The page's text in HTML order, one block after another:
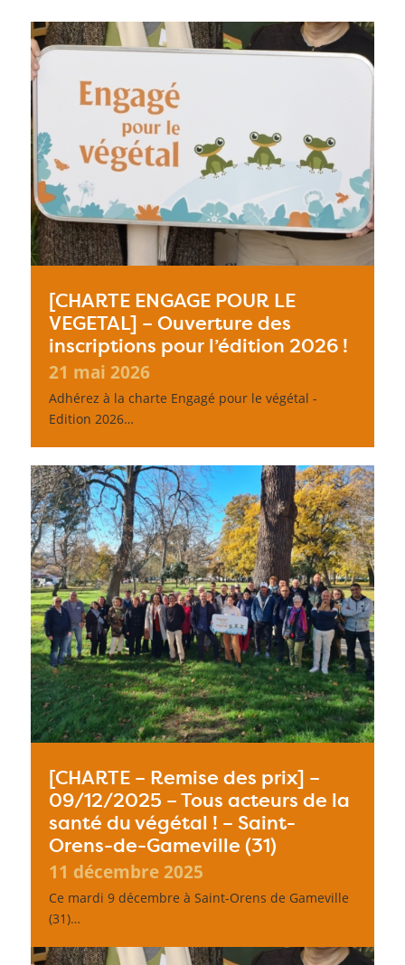
[CHARTE ENGAGE POUR LE
VEGETAL] – Ouverture des
inscriptions pour l’édition 2026 !
21 mai 2026
Adhérez à la charte Engagé pour le végétal -
Edition 2026…
[CHARTE – Remise des prix] –
09/12/2025 – Tous acteurs de la
santé du végétal ! – Saint-
Orens-de-Gameville (31)
11 décembre 2025
Ce mardi 9 décembre à Saint-Orens de Gameville
(31)…